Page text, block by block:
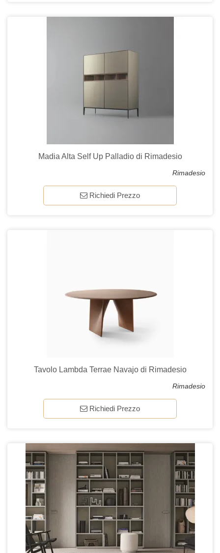
Madia Alta Self Up Palladio di Rimadesio
Rimadesio
Richiedi Prezzo
Tavolo Lambda Terrae Navajo di Rimadesio
Rimadesio
Richiedi Prezzo